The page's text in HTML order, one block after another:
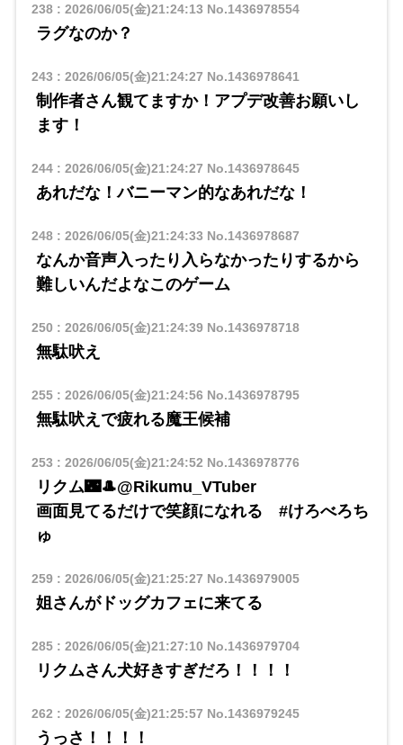
238: 2026/06/05(金)21:24:13 No.1436978554
ラグなのか？
243 : 2026/06/05(金)21:24:27 No.1436978641
制作者さん観てますか！アプデ改善お願いし
ます！
244: 2026/06/05(金)21:24:27 No.1436978645
あれだな！バニーマン的なあれだな！
248: 2026/06/05(金)21:24:33 No.1436978687
なんか音声入ったり入らなかったりするから
難しいんだよなこのゲーム
250 : 2026/06/05(金)21:24:39No.1436978718
無駄吠え
255: 2026/06/05(金)21:24:56 No.1436978795
無駄吠えで疲れる魔王候補
253 : 2026/06/05(金)21:24:52 No.1436978776
リクム🌃🎩@Rikumu_VTuber
画面見てるだけで笑顔になれる #けろべろち
ゅ
259: 2026/06/05(金)21:25:27 No.1436979005
姐さんがドッグカフェに来てる
285: 2026/06/05(金)21:27:10 No.1436979704
リクムさん犬好きすぎだろ！！！！
262 : 2026/06/05(金)21:25:57 No.1436979245
うっさ！！！！